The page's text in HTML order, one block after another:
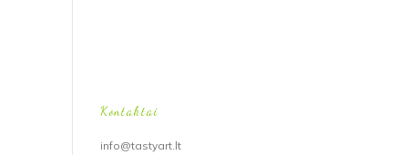
Kontaktai
info@tastyart.lt